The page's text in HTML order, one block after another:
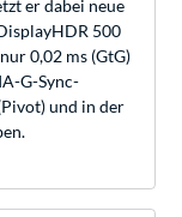
er dabei neue
500
0,02 ms (GtG)
G-Sync-
und in der